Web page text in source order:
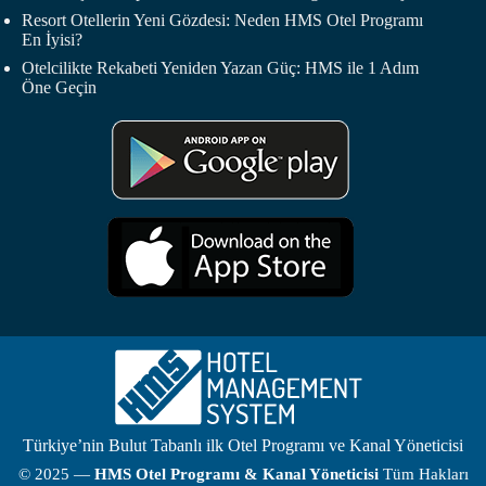
Resort Otellerin Yeni Gözdesi: Neden HMS Otel Programı
En İyisi?
Otelcilikte Rekabeti Yeniden Yazan Güç: HMS ile 1 Adım
Öne Geçin
Türkiye’nin Bulut Tabanlı ilk Otel Programı ve Kanal Yöneticisi
© 2025 — HMS Otel Programı& Kanal YöneticisiTüm Hakları